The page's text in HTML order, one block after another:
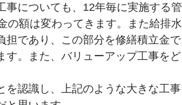
についても、12年毎に実施する管
の額は変わってきます。また給排水
担であり、この部分を修繕積立金で
す。また、バリューアップ工事をど
認識し、上記のような大きな工事